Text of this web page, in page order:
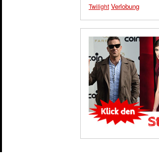
Twilight Verlobung